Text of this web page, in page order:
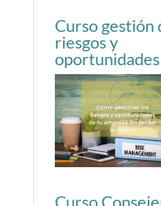
Curso gestión
riesgos y
oportunidades
Curso